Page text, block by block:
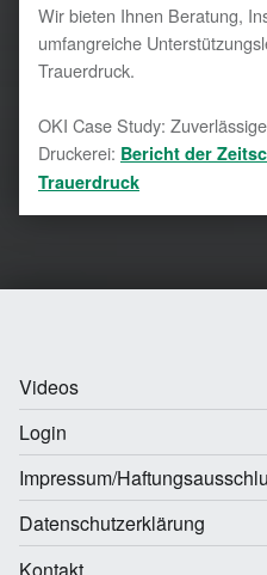
Wir bieten Ihnen Beratung,
umfangreiche
Trauerdruck.
OKI Case Study:
Druckerei: Bericht der
Trauerdruck
Videos
Login
Impressum/
Datenschutzerklärung
Kontakt